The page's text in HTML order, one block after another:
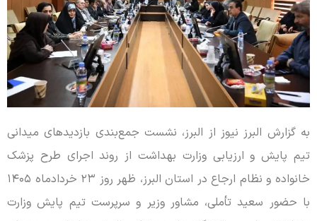
به گزارش البرز نیوز از البرز، نشست جمع‌بندی بازدیدهای میدانی
تیم پایش و ارزیابی وزارت بهداشت از روند اجرای طرح پزشک
خانواده و نظام ارجاع در استان البرز، ظهر روز ۲۳ خردادماه ۱۴۰۵
با حضور سعید تأملی، مشاور وزیر و سرپرست تیم پایش وزارت